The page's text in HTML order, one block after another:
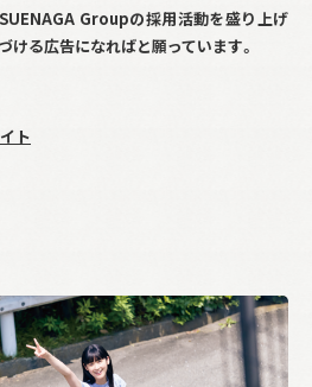
SUENAGA Groupの採用活動を盛り上げ
ける広告になればと願っています。
ト